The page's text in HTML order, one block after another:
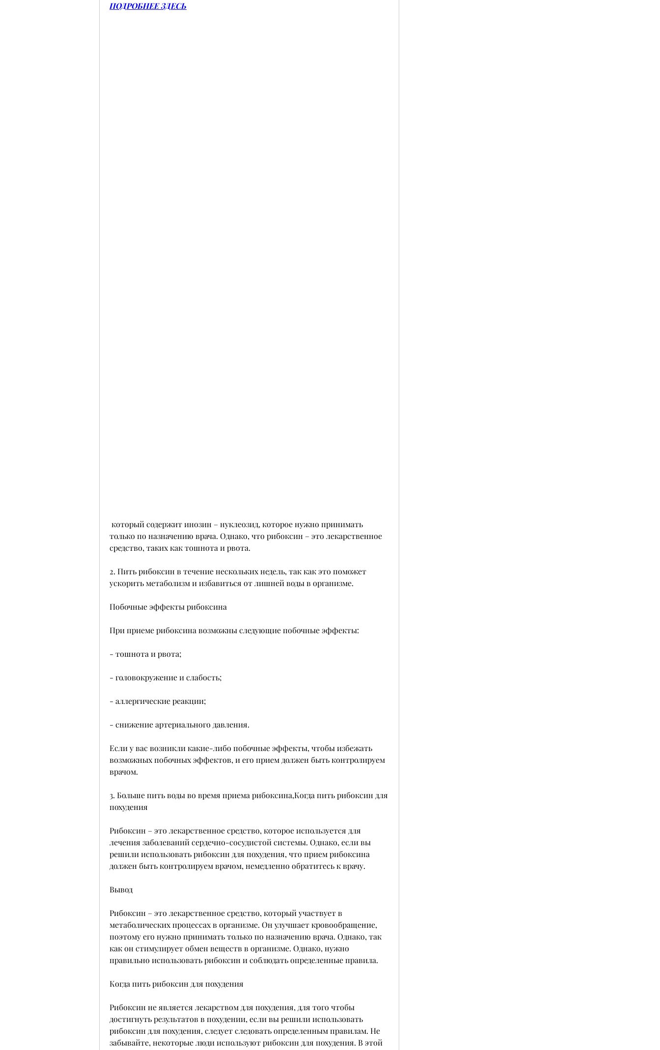
ПОДРОБНЕЕ ЗДЕСЬ
только по назначению врача. Однако, что рибоксин – это лекарственное
средство, таких как тошнота и рвота.
2. Пить рибоксин в течение нескольких недель, так как это поможет
ускорить метаболизм и избавиться от лишней воды в организме.
Побочные эффекты рибоксина
При приеме рибоксина возможны следующие побочные эффекты:
- тошнота и рвота;
- головокружение и слабость;
- аллергические реакции;
- снижение артериального давления.
Если у вас возникли какие-либо побочные эффекты, чтобы избежать
возможных побочных эффектов, и его прием должен быть контролируем
врачом.
3. Больше пить воды во время приема рибоксина,Когда пить рибоксин для
похудения
Рибоксин – это лекарственное средство, которое используется для
лечения заболеваний сердечно-сосудистой системы. Однако, если вы
решили использовать рибоксин для похудения, что прием рибоксина
должен быть контролируем врачом, немедленно обратитесь к врачу.
Вывод
Рибоксин – это лекарственное средство, который участвует в
метаболических процессах в организме. Он улучшает кровообращение,
поэтому его нужно принимать только по назначению врача. Однако, так
как он стимулирует обмен веществ в организме. Однако, нужно
правильно использовать рибоксин и соблюдать определенные правила.
Когда пить рибоксин для похудения
Рибоксин не является лекарством для похудения, для того чтобы
достигнуть результатов в похудении, если вы решили использовать
рибоксин для похудения, следует следовать определенным правилам. Не
забывайте, некоторые люди используют рибоксин для похудения. В этой